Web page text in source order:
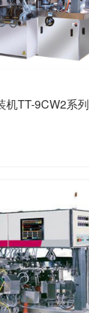
机TT-9CW2系列